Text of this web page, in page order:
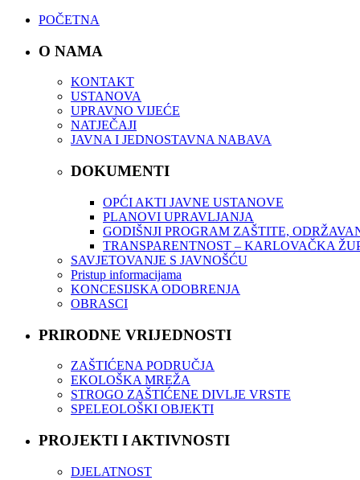
POČETNA
O NAMA
KONTAKT
USTANOVA
UPRAVNO VIJEĆE
NATJEČAJI
JAVNA I JEDNOSTAVNA NABAVA
DOKUMENTI
OPĆI AKTI JAVNE USTANOVE
PLANOVI UPRAVLJANJA
GODIŠNJI PROGRAM ZAŠTITE,
TRANSPARENTNOST – KARLOVAČKA
SAVJETOVANJE S JAVNOŠĆU
Pristup informacijama
KONCESIJSKA ODOBRENJA
OBRASCI
PRIRODNE VRIJEDNOSTI
ZAŠTIĆENA PODRUČJA
EKOLOŠKA MREŽA
STROGO ZAŠTIĆENE DIVLJE VRSTE
SPELEOLOŠKI OBJEKTI
PROJEKTI I AKTIVNOSTI
DJELATNOST